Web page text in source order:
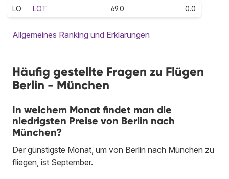
LO LOT 69.0 0.0
Allgemeines Ranking und Erklärungen
Häufig gestellte Fragen zu Flügen
Berlin - München
In welchem Monat findet man die
niedrigsten Preise von Berlin nach
München?
Der günstigste Monat, um von Berlin nach München zu
fliegen, ist September.